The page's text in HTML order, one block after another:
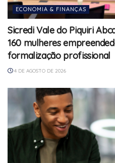
ECONOMIA & FINANÇAS
Sicredi Vale do Piquiri
160 mulheres
formalização profissional
4 DE AGOSTO DE 2026